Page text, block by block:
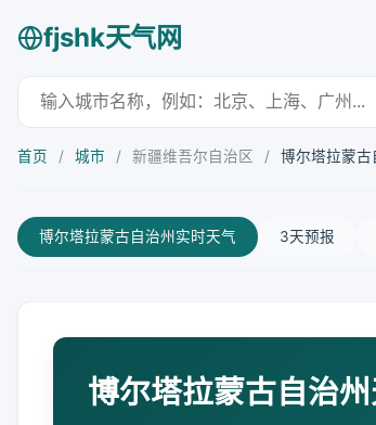
fjshk天气网
首页 / 城市 / 新疆维吾尔自治区 / 博尔塔拉蒙古
博尔塔拉蒙古自治州实时天气 3天预报
博尔塔拉蒙古自治